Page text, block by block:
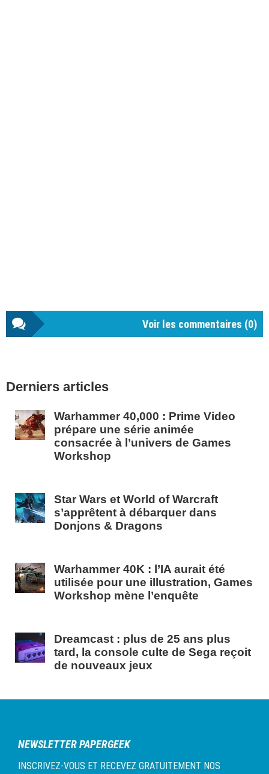
Voir les commentaires (0)
latérale
Derniers articles
Warhammer 40,000 : Prime Video
prépare une série animée
consacrée à l’univers de Games
Workshop
Star Wars et World of Warcraft
s’apprêtent à débarquer dans
Donjons & Dragons
Warhammer 40K : l’IA aurait été
utilisée pour une illustration, Games
Workshop mène l’enquête
Dreamcast : plus de 25 ans plus
tard, la console culte de Sega reçoit
de nouveaux jeux
NEWSLETTER PAPERGEEK
INSCRIVEZ-VOUS ET RECEVEZ GRATUITEMENT NOS